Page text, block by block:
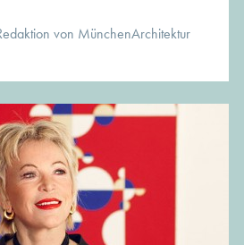
von MünchenArchitektur